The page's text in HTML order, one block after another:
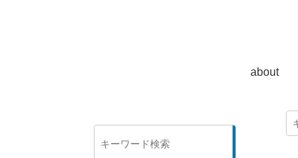
about